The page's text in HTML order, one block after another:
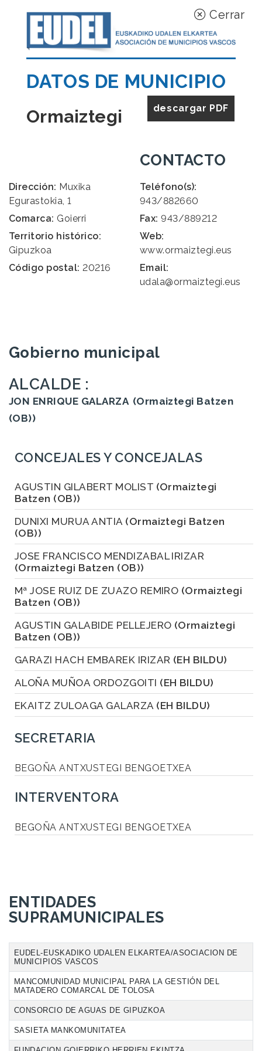
Cerrar
DATOS DE MUNICIPIO
descargar PDF
Ormaiztegi
Dirección: Muxika
Egurastokia, 1
Comarca: Goierri
Territorio histórico:
Gipuzkoa
Código postal: 20216
CONTACTO
Teléfono(s):
943/882660
Fax: 943/889212
Web:
www.ormaiztegi.eus
Email:
udala@ormaiztegi.eus
Gobierno municipal
ALCALDE :
JON ENRIQUE GALARZA (Ormaiztegi Batzen
(OB))
CONCEJALES Y CONCEJALAS
AGUSTIN GILABERT MOLIST (Ormaiztegi
Batzen (OB))
DUNIXI MURUA ANTIA (Ormaiztegi Batzen
(OB))
JOSE FRANCISCO MENDIZABAL IRIZAR
(Ormaiztegi Batzen (OB))
Mª JOSE RUIZ DE ZUAZO REMIRO (Ormaiztegi
Batzen (OB))
AGUSTIN GALABIDE PELLEJERO (Ormaiztegi
Batzen (OB))
GARAZI HACH EMBAREK IRIZAR (EH BILDU)
ALOÑA MUÑOA ORDOZGOITI (EH BILDU)
EKAITZ ZULOAGA GALARZA (EH BILDU)
SECRETARIA
BEGOÑA ANTXUSTEGI BENGOETXEA
INTERVENTORA
BEGOÑA ANTXUSTEGI BENGOETXEA
ENTIDADES
SUPRAMUNICIPALES
EUDEL-EUSKADIKO UDALEN ELKARTEA/ASOCIACION DE
MUNICIPIOS VASCOS
MANCOMUNIDAD MUNICIPAL PARA LA GESTIÓN DEL
MATADERO COMARCAL DE TOLOSA
CONSORCIO DE AGUAS DE GIPUZKOA
SASIETA MANKOMUNITATEA